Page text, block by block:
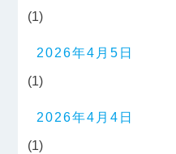
(1)
2026年4月5日
(1)
2026年4月4日
(1)